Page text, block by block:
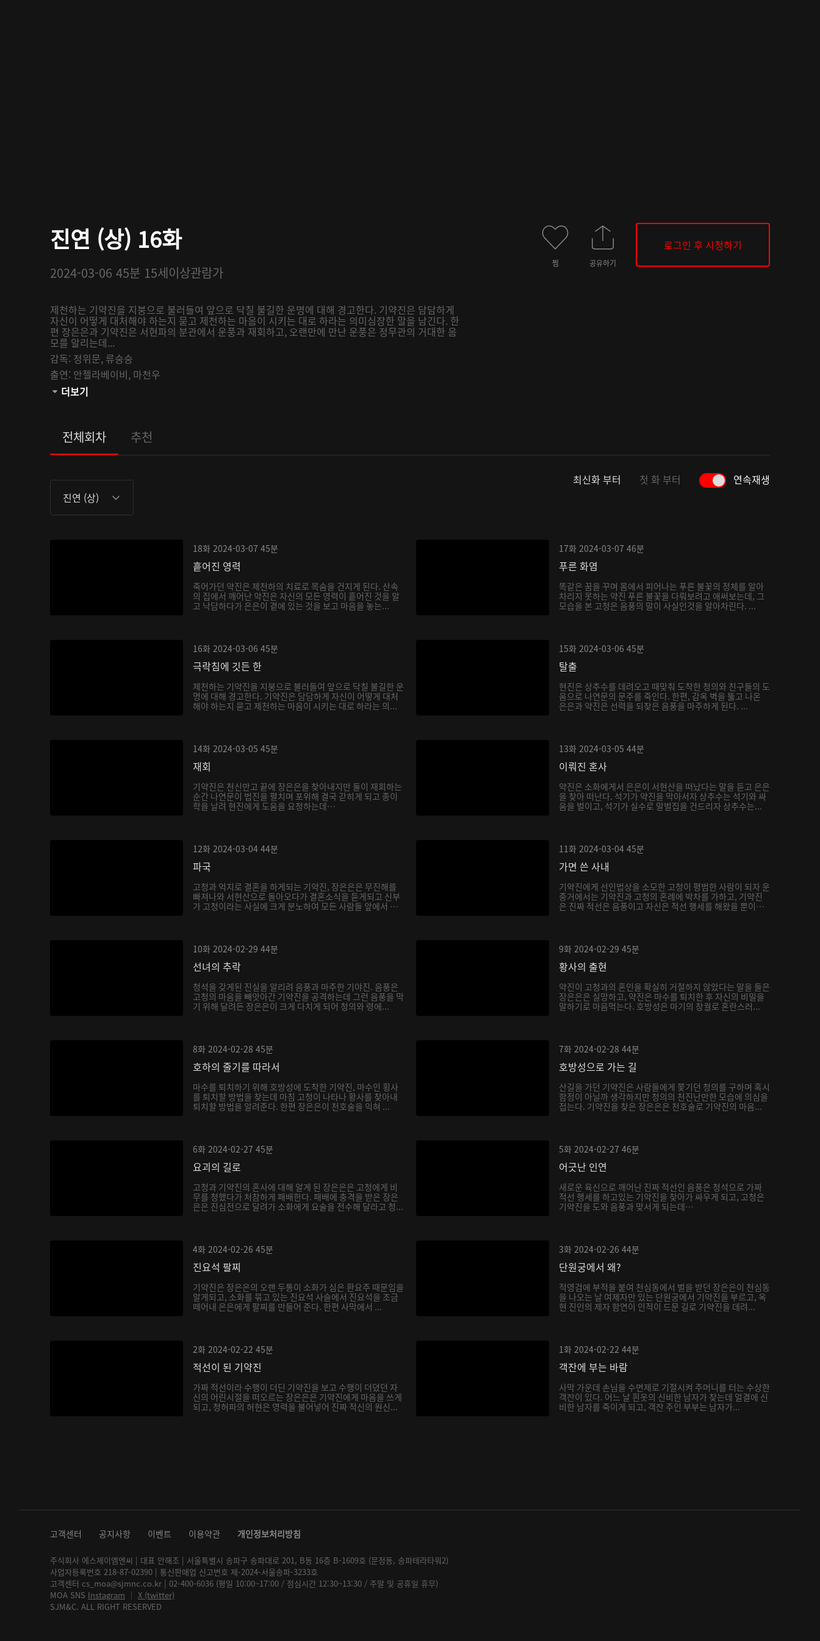
진연 (상) 16화
2024-03-06 45분 15세이상관람가
제천하는 기약진을 지붕으로 불러들여 앞으로 닥칠 불길한 운명에 대해 경고한다. 기약진은 담담하게
자신이 어떻게 대처해야 하는지 묻고 제천하는 마음이 시키는 대로 하라는 의미심장한 말을 남긴다. 한
편 장은은과 기약진은 서현파의 분관에서 운풍과 재회하고, 오랜만에 만난 운풍은 정무관의 거대한 음
모를 알리는데...
감독: 정위문, 류숭숭
출연: 안젤라베이비, 마천우
관람등급:
더보기
찜 공유하기
로그인 후 시청하기
전체회차 추천
진연 (상)
최신화 부터 첫 화 부터 연속재생
18화 2024-03-07 45분
흩어진 영력
죽어가던 약진은 제천하의 치료로 목숨을 건지게 된다. 산속
의 집에서 깨어난 약진은 자신의 모든 영력이 흩어진 것을 알
고 낙담하다가 은은이 곁에 있는 것을 보고 마음을 놓는...
17화 2024-03-07 46분
푸른 화염
똑같은 꿈을 꾸며 몸에서 피어나는 푸른 불꽃의 정체를 알아
차리지 못하는 약진 푸른 불꽃을 다뤄보려고 애써보는데, 그
모습을 본 고청은 음풍의 말이 사실인것을 알아차린다. ...
16화 2024-03-06 45분
극락침에 깃든 한
제천하는 기약진을 지붕으로 불러들여 앞으로 닥칠 불길한 운
명에 대해 경고한다. 기약진은 담담하게 자신이 어떻게 대처
해야 하는지 묻고 제천하는 마음이 시키는 대로 하라는 의...
15화 2024-03-06 45분
탈출
현진은 상추수를 데려오고 때맞춰 도착한 청의와 친구들의 도
움으로 나연문의 문주를 죽인다. 한편, 감옥 벽을 뚫고 나온
은은과 약진은 선력을 되찾은 음풍을 마주하게 된다. ...
14화 2024-03-05 45분
재회
기약진은 천신만고 끝에 장은은을 찾아내지만 둘이 재회하는
순간 나연문이 법진을 펼치며 포위해 결국 갇히게 되고 종이
학을 날려 현진에게 도움을 요청하는데…
13화 2024-03-05 44분
이뤄진 혼사
약진은 소화에게서 은은이 서현산을 떠났다는 말을 듣고 은은
을 찾아 떠난다. 석기가 약진을 막아서자 상추수는 석기와 싸
움을 벌이고, 석기가 실수로 말벌집을 건드리자 상추수는...
12화 2024-03-04 44분
파국
고청과 억지로 결혼을 하게되는 기약진, 장은은은 무진해를
빠져나와 서현산으로 돌아오다가 결혼소식을 듣게되고 신부
가 고청이라는 사실에 크게 분노하여 모든 사람들 앞에서 천
11화 2024-03-04 45분
가면 쓴 사내
기약진에게 선인법상을 소모한 고청이 평범한 사람이 되자 운
중거에서는 기약진과 고청의 혼례에 박차를 가하고, 기약진
은 진짜 적선은 음풍이고 자신은 적선 행세를 해왔을 뿐이
10화 2024-02-29 44분
선녀의 추락
청석을 갖게된 진실을 알리려 음풍과 마주한 기야진. 음풍은
고청의 마음을 빼앗아간 기약진을 공격하는데 그런 음풍을 막
기 위해 달려든 장은은이 크게 다치게 되어 청의와 령에...
9화 2024-02-29 45분
황사의 출현
약진이 고청과의 혼인을 확실히 거절하지 않았다는 말을 들은
장은은은 실망하고, 약진은 마수를 퇴치한 후 자신의 비밀을
말하기로 마음먹는다. 호방성은 마기의 창궐로 혼란스러...
8화 2024-02-28 45분
호하의 줄기를 따라서
마수를 퇴치하기 위해 호방성에 도착한 기약진, 마수인 횡사
를 퇴치할 방법을 찾는데 마침 고청이 나타나 황사를 찾아내
퇴치할 방법을 알려준다. 한편 장은은이 천호술을 익혀 ...
7화 2024-02-28 44분
호방성으로 가는 길
산길을 가던 기약진은 사람들에게 쫓기던 청의를 구하며 혹시
함정이 아닐까 생각하지만 청의의 천진난만한 모습에 의심을
접는다. 기약진을 찾은 장은은은 천호술로 기약진의 마음...
6화 2024-02-27 45분
요괴의 길로
고청과 기약진의 혼사에 대해 알게 된 장은은은 고청에게 비
무를 청했다가 처참하게 패배한다. 패배에 충격을 받은 장은
은은 진심전으로 달려가 소화에게 요술을 전수해 달라고 청...
5화 2024-02-27 46분
어긋난 인연
새로운 육신으로 깨어난 진짜 적선인 음풍은 청석으로 가짜
적선 행세를 하고있는 기약진을 찾아가 싸우게 되고, 고청은
기약진을 도와 음풍과 맞서게 되는데…
4화 2024-02-26 45분
진요석 팔찌
기약진은 장은은의 오랜 두통이 소화가 심은 환요주 때문임을
알게되고, 소화를 묶고 있는 진요석 사슬에서 진요석을 조금
떼어내 은은에게 팔찌를 만들어 준다. 한편 사막에서 ...
3화 2024-02-26 44분
단원궁에서 왜?
적영검에 부적을 붙여 천심동에서 벌을 받던 장은은이 천심동
을 나오는 날 여제자만 있는 단원궁에서 기약진을 부르고, 옥
현 진인의 제자 함연이 인적이 드문 길로 기약진을 데려...
2화 2024-02-22 45분
적선이 된 기약진
가짜 적선이라 수행이 더딘 기약진을 보고 수행이 더뎠던 자
신의 어린시절을 떠오르는 장은은은 기약진에게 마음을 쓰게
되고, 청허파의 허현은 영력을 불어넣어 진짜 적신의 원신...
1화 2024-02-22 44분
객잔에 부는 바람
사막 가운데 손님을 수면제로 기절시켜 주머니를 터는 수상한
객잔이 있다. 어느 날 흰옷의 신비한 남자가 찾는데 얼결에 신
비한 남자를 죽이게 되고, 객잔 주인 부부는 남자가...
고객센터 공지사항 이벤트 이용약관 개인정보처리방침
주식회사 에스제이엠엔씨 | 대표 안해조 | 서울특별시 송파구 송파대로 201, B동 16층 B-1609호 (문정동, 송파테라타워2)
사업자등록번호 218-87-02390 | 통신판매업 신고번호 제-2024-서울송파-3233호
고객센터 cs_moa@sjmnc.co.kr | 02-400-6036 (평일 10:00~17:00 / 점심시간 12:30~13:30 / 주말 및 공휴일 휴무)
MOA SNS Instagram │ X (twitter)
SJM&C. ALL RIGHT RESERVED